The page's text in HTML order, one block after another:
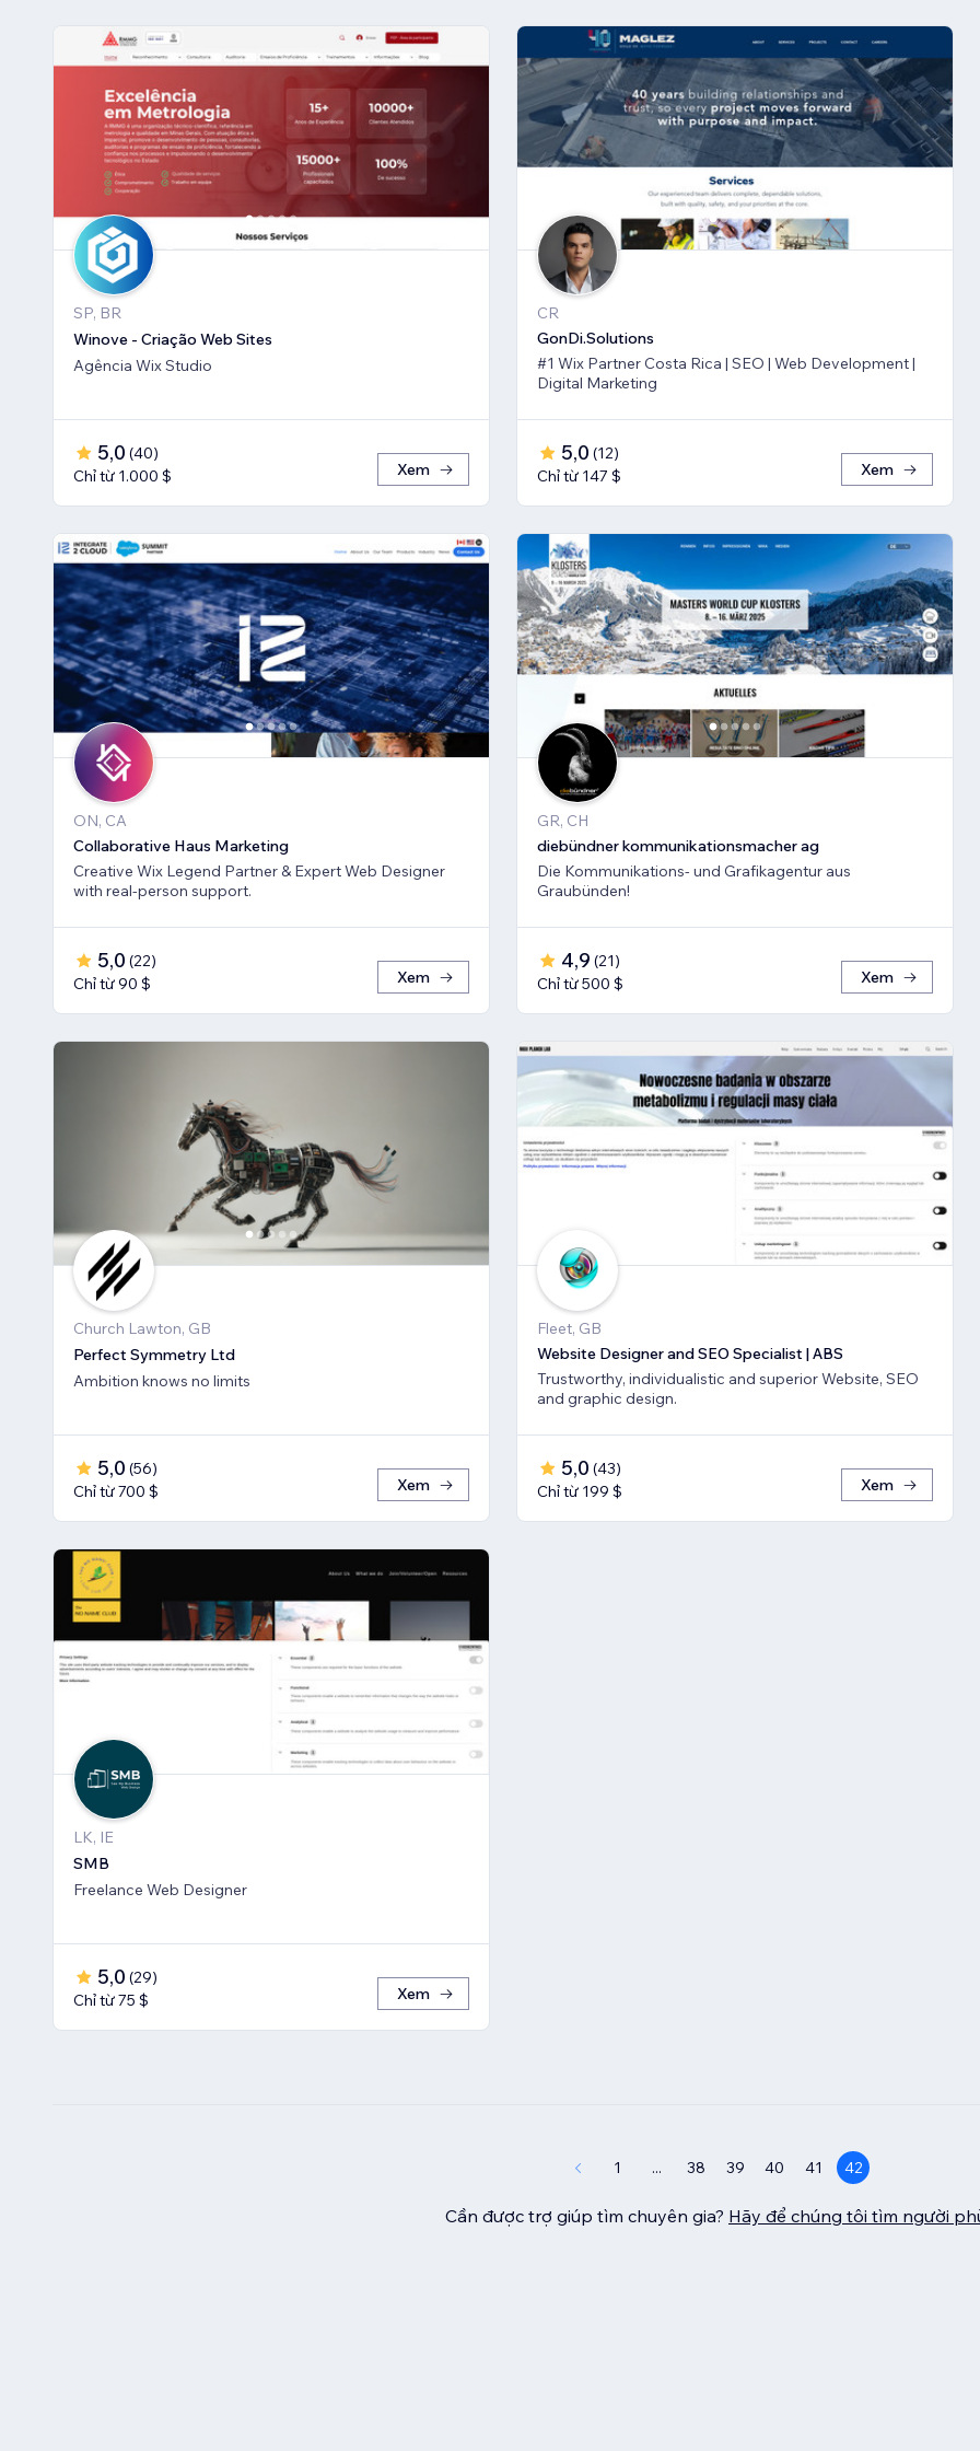
SP, BR
Winove - Criação Web Sites
Agência Wix Studio
5,0 (40)
Chỉ từ 1.000 $
Xem
CR
GonDi.Solutions
#1 Wix Partner Costa Rica | SEO | Web Development |
Digital Marketing
5,0 (12)
Chỉ từ 147 $
Xem
ON, CA
Collaborative Haus Marketing
Creative Wix Legend Partner & Expert Web Designer
with real-person support.
5,0 (22)
Chỉ từ 90 $
Xem
GR, CH
diebündner kommunikationsmacher ag
Die Kommunikations- und Grafikagentur aus
Graubünden!
4,9 (21)
Chỉ từ 500 $
Xem
Church Lawton, GB
Perfect Symmetry Ltd
Ambition knows no limits
5,0 (56)
Chỉ từ 700 $
Xem
Fleet, GB
Website Designer and SEO Specialist | ABS
Trustworthy, individualistic and superior Website, SEO
and graphic design.
5,0 (43)
Chỉ từ 199 $
Xem
LK, IE
SMB
Freelance Web Designer
5,0 (29)
Chỉ từ 75 $
Xem
1 ... 38 39 40 41 42
Cần được trợ giúp tìm chuyên gia? Hãy để chúng tôi tìm người